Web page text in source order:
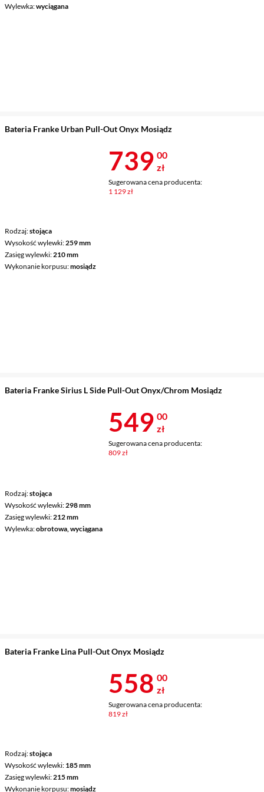
Wylewka wyciągana
Bateria Franke Urban Pull-Out Onyx Mosiądz
Rodzaj stojąca
Wysokość wylewki 259 mm
Zasięg wylewki 210 mm
Wykonanie korpusu mosiądz
Cena 739 zł
739 00
zł
Sugerowana cena producenta:
1 129 zł
Bateria Franke Sirius L Side Pull-Out Onyx/Chrom Mosiądz
Rodzaj stojąca
Wysokość wylewki 298 mm
Zasięg wylewki 212 mm
Wylewka obrotowa, wyciągana
Cena 549 zł
549 00
zł
Sugerowana cena producenta:
809 zł
Bateria Franke Lina Pull-Out Onyx Mosiądz
Rodzaj stojąca
Wysokość wylewki 185 mm
Zasięg wylewki 215 mm
Wykonanie korpusu mosiądz
Cena 558 zł
558 00
zł
Sugerowana cena producenta:
819 zł